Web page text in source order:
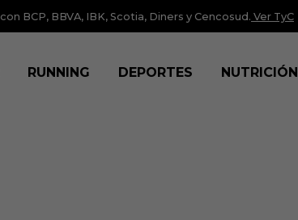
con BCP, BBVA, IBK, Scotia, Diners y Cencosud. Ver TyC
RUNNING DEPORTES NUTRICIÓN